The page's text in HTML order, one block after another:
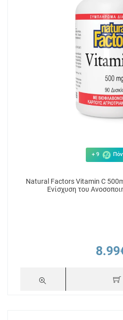
+ 9
Natural Factors Vitamin C
Ενίσχυση του